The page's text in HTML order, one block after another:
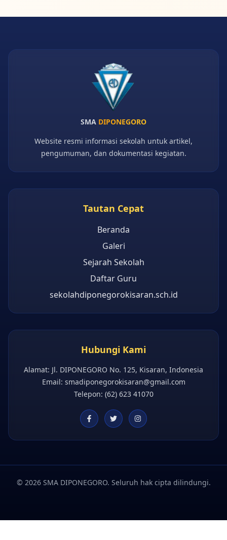
SMA DIPONEGORO
Website resmi informasi sekolah untuk artikel,
pengumuman, dan dokumentasi kegiatan.
Tautan Cepat
Beranda
Galeri
Sejarah Sekolah
Daftar Guru
sekolahdiponegorokisaran.sch.id
Hubungi Kami
Alamat: Jl. DIPONEGORO No. 125, Kisaran, Indonesia
Email: smadiponegorokisaran@gmail.com
Telepon: (62) 623 41070
© 2026 SMA DIPONEGORO. Seluruh hak cipta dilindungi.